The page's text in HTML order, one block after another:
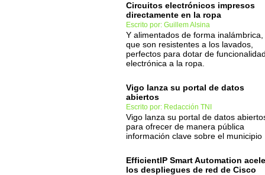
Circuitos electrónicos impresos
directamente en la ropa
Escrito por: Guillem Alsina
Y alimentados de forma inalámbrica,
que son resistentes a los lavados,
perfectos para dotar de
electrónica a la ropa.
Vigo lanza su portal de datos
abiertos
Escrito por: Redacción TNI
Vigo lanza su portal de datos
para ofrecer de manera pública
información clave sobre el municipio
EfficientIP Smart Automation
los despliegues de red de Cisco